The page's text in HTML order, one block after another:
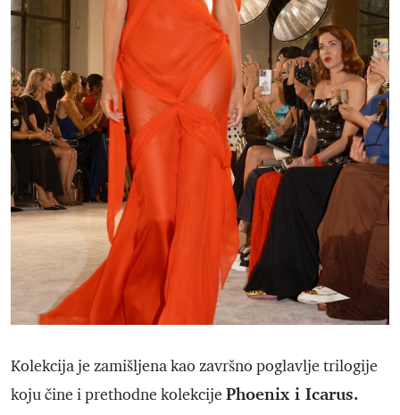
Kolekcija je zamišljena kao završno poglavlje trilogije
koju čine i prethodne kolekcije Phoenix i Icarus.